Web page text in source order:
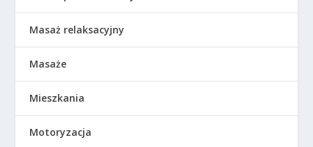
Masaż relaksacyjny
Masaże
Mieszkania
Motoryzacja